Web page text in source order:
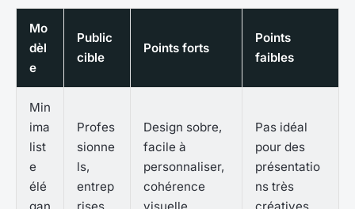
Mo
dèl
e
Public
cible
Points forts
Points
faibles
Min
ima
list
e
élé
Profes
sionne
ls,
entrep
Design sobre,
facile à
personnaliser,
cohérence
Pas idéal
pour des
présentatio
ns très